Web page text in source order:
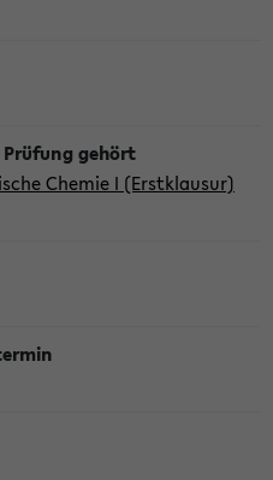
Chemie I (Erstklausur)